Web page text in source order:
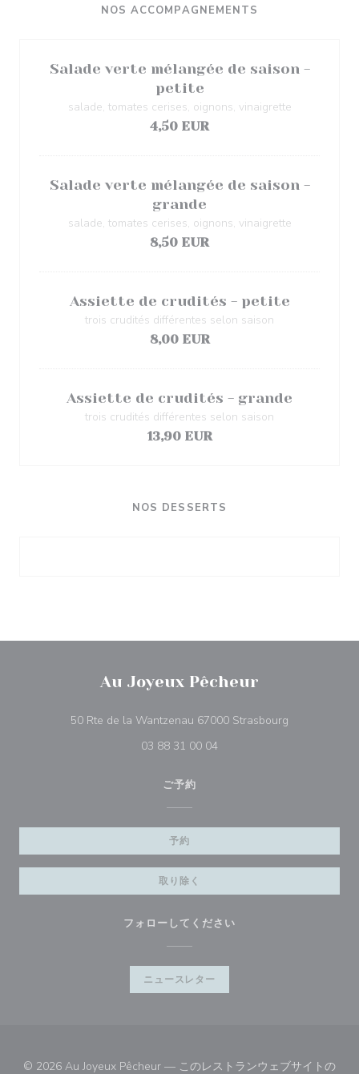
NOS ACCOMPAGNEMENTS
Salade verte mélangée de saison -
petite
salade, tomates cerises, oignons, vinaigrette
4,50 EUR
Salade verte mélangée de saison -
grande
salade, tomates cerises, oignons, vinaigrette
8,50 EUR
Assiette de crudités - petite
trois crudités différentes selon saison
8,00 EUR
Assiette de crudités - grande
trois crudités différentes selon saison
13,90 EUR
NOS DESSERTS
Au Joyeux Pêcheur
50 Rte de la Wantzenau 67000 Strasbourg
03 88 31 00 04
ご予約
予約
取り除く
フォローしてください
ニュースレター
© 2026 Au Joyeux Pêcheur — このレストランウェブサイトの